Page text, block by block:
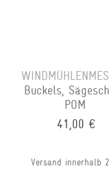
Buckels,
POM
41,00 €
Versand innerhalb